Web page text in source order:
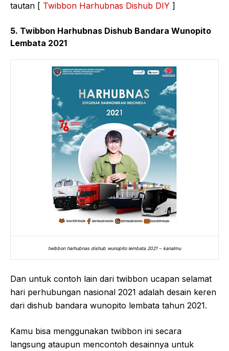
tautan [ Twibbon Harhubnas Dishub DIY ]
5. Twibbon Harhubnas Dishub Bandara Wunopito
Lembata 2021
twibbon harhubnas dishub wunopito lembata 2021 – kanalmu
Dan untuk contoh lain dari twibbon ucapan selamat
hari perhubungan nasional 2021 adalah desain keren
dari dishub bandara wunopito lembata tahun 2021.
Kamu bisa menggunakan twibbon ini secara
langsung ataupun mencontoh desainnya untuk